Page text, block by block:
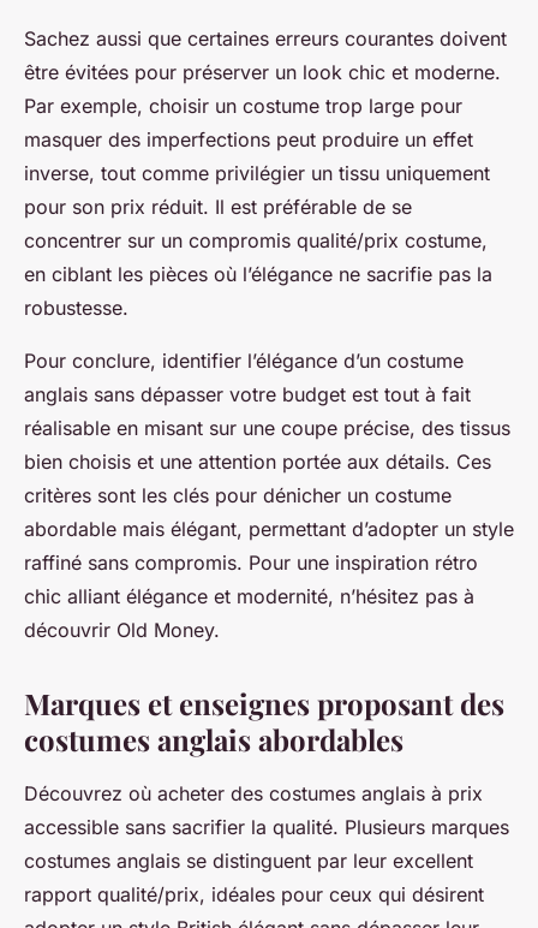
Sachez aussi que certaines erreurs courantes doivent
être évitées pour préserver un look chic et moderne.
Par exemple, choisir un costume trop large pour
masquer des imperfections peut produire un effet
inverse, tout comme privilégier un tissu uniquement
pour son prix réduit. Il est préférable de se
concentrer sur un compromis qualité/prix costume,
en ciblant les pièces où l’élégance ne sacrifie pas la
robustesse.
Pour conclure, identifier l’élégance d’un costume
anglais sans dépasser votre budget est tout à fait
réalisable en misant sur une coupe précise, des tissus
bien choisis et une attention portée aux détails. Ces
critères sont les clés pour dénicher un costume
abordable mais élégant, permettant d’adopter un style
raffiné sans compromis. Pour une inspiration rétro
chic alliant élégance et modernité, n’hésitez pas à
découvrir Old Money.
Marques et enseignes proposant des
costumes anglais abordables
Découvrez où acheter des costumes anglais à prix
accessible sans sacrifier la qualité. Plusieurs marques
costumes anglais se distinguent par leur excellent
rapport qualité/prix, idéales pour ceux qui désirent